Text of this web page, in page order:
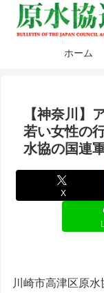
ホーム
【神奈川】
若い女性の
水協の国連
X
川崎市高津区原